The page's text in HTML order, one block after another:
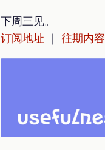
下周三见。
订阅地址 ｜ 往期内容